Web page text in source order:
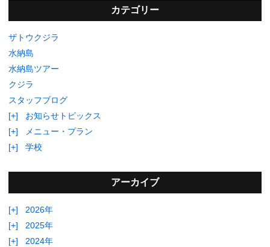
カテゴリー
ザトウクジラ
水納島
水納島ツアー
クジラ
スタッフブログ
[+]
お知らせトピックス
[+]
メニュー・プラン
[+]
学校
アーカイブ
[+]
2026年
[+]
2025年
[+]
2024年